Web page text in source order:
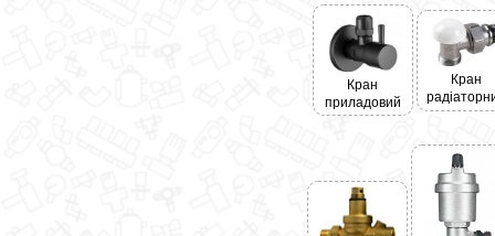
Кран
приладовий
Кран